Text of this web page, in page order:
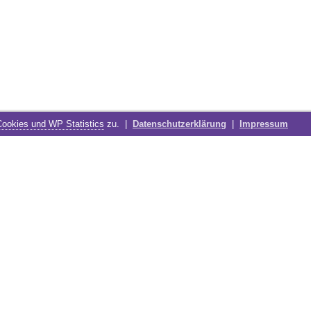
und WP Statistics zu. | Datenschutzerklärung Impressum